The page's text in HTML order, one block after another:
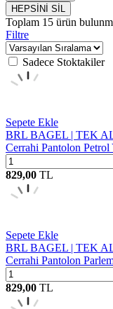
HEPSİNİ SİL
Toplam 15 ürün
Filtre
Sadece Stoktakiler
Sepete Ekle
BRL BAGEL | TEK
Cerrahi Pantolon Petrol
829,00 TL
Sepete Ekle
BRL BAGEL | TEK
Cerrahi Pantolon
829,00 TL